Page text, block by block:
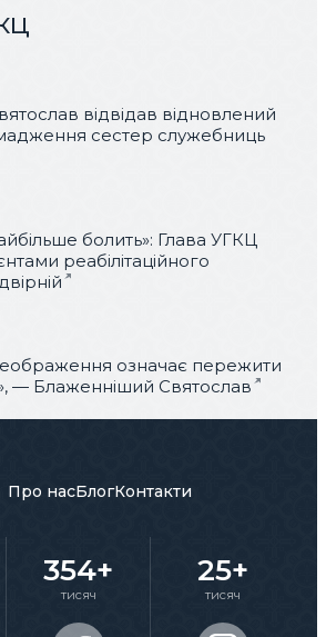
відвідав відновлений
сестер служебниць
болить»: Глава УГКЦ
реабілітаційного
означає пережити
— Блаженніший Святослав
Про насБлогКонтакти
354+
тисяч
25+
тисяч